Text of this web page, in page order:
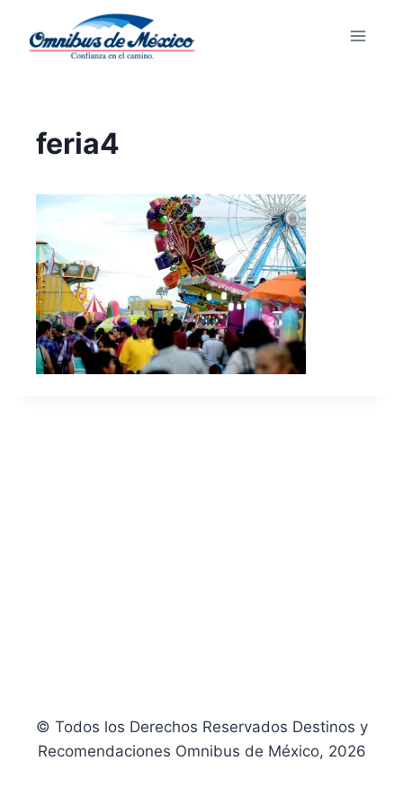
feria4
© Todos los Derechos Reservados Destinos y
Recomendaciones Omnibus de México, 2026